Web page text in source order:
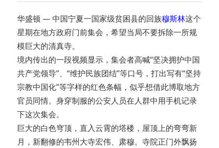
华盛顿 — 中国宁夏一国家级贫困县的回族穆斯林这个
星期在地方政府门前集会，希望当局不要拆除一所规
模巨大的清真寺。
境内传出的一段视频显示，集会者高喊“坚决拥护中国
共产党领导”、“维护民族团结”等口号，打出写有“坚持
宗教中国化”等字样的红色条幅，似乎想借此博取地方
官员同情。身穿制服的公安人员在人群中用手机记录
下这次集会。
巨大的白色穹顶，直入云霄的塔楼，屋顶上的弯弯新
月，新翻修的韦州大寺宏伟、肃穆。寺院正门外飘扬